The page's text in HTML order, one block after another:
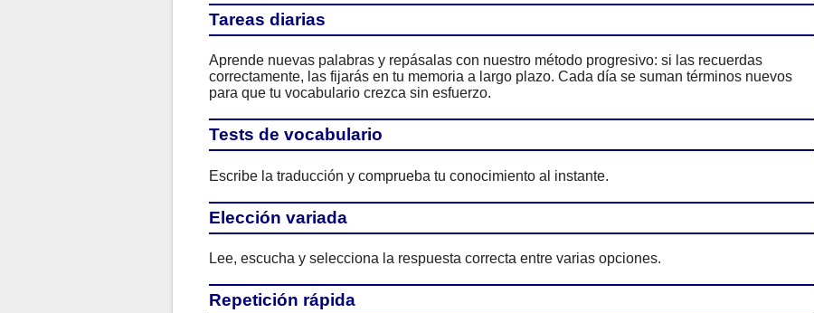
Tareas diarias
Aprende nuevas palabras y repásalas con nuestro método progresivo: si las recuerdas
correctamente, las fijarás en tu memoria a largo plazo. Cada día se suman términos nuevos
para que tu vocabulario crezca sin esfuerzo.
Tests de vocabulario
Escribe la traducción y comprueba tu conocimiento al instante.
Elección variada
Lee, escucha y selecciona la respuesta correcta entre varias opciones.
Repetición rápida